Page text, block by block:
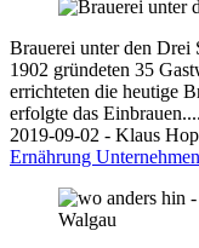
Brauerei unter den Drei
1902 gründeten 35
errichteten die heutige
erfolgte das
2019-09-02 - Klaus
Ernährung Unternehmen